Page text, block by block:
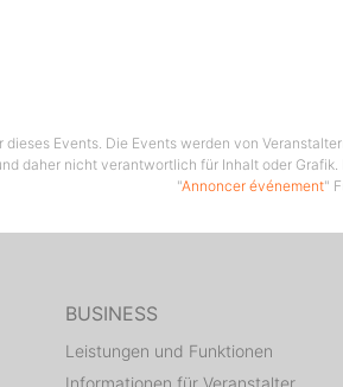
Events. Die Events werden von
daher nicht verantwortlich für Inhalt oder
"Annoncer événement"
BUSINESS
Leistungen und Funktionen
Informationen für Veranstalter